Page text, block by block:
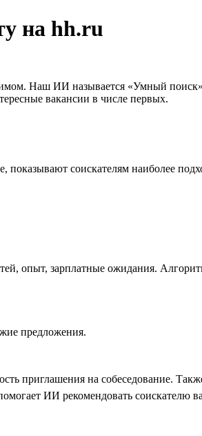
на hh.ru
Наш ИИ называется «Умный поиск»
вакансии в числе первых.
соискателям наиболее
опыт, зарплатные ожидания.
предложения.
приглашения на собеседование.
ИИ рекомендовать соискателю